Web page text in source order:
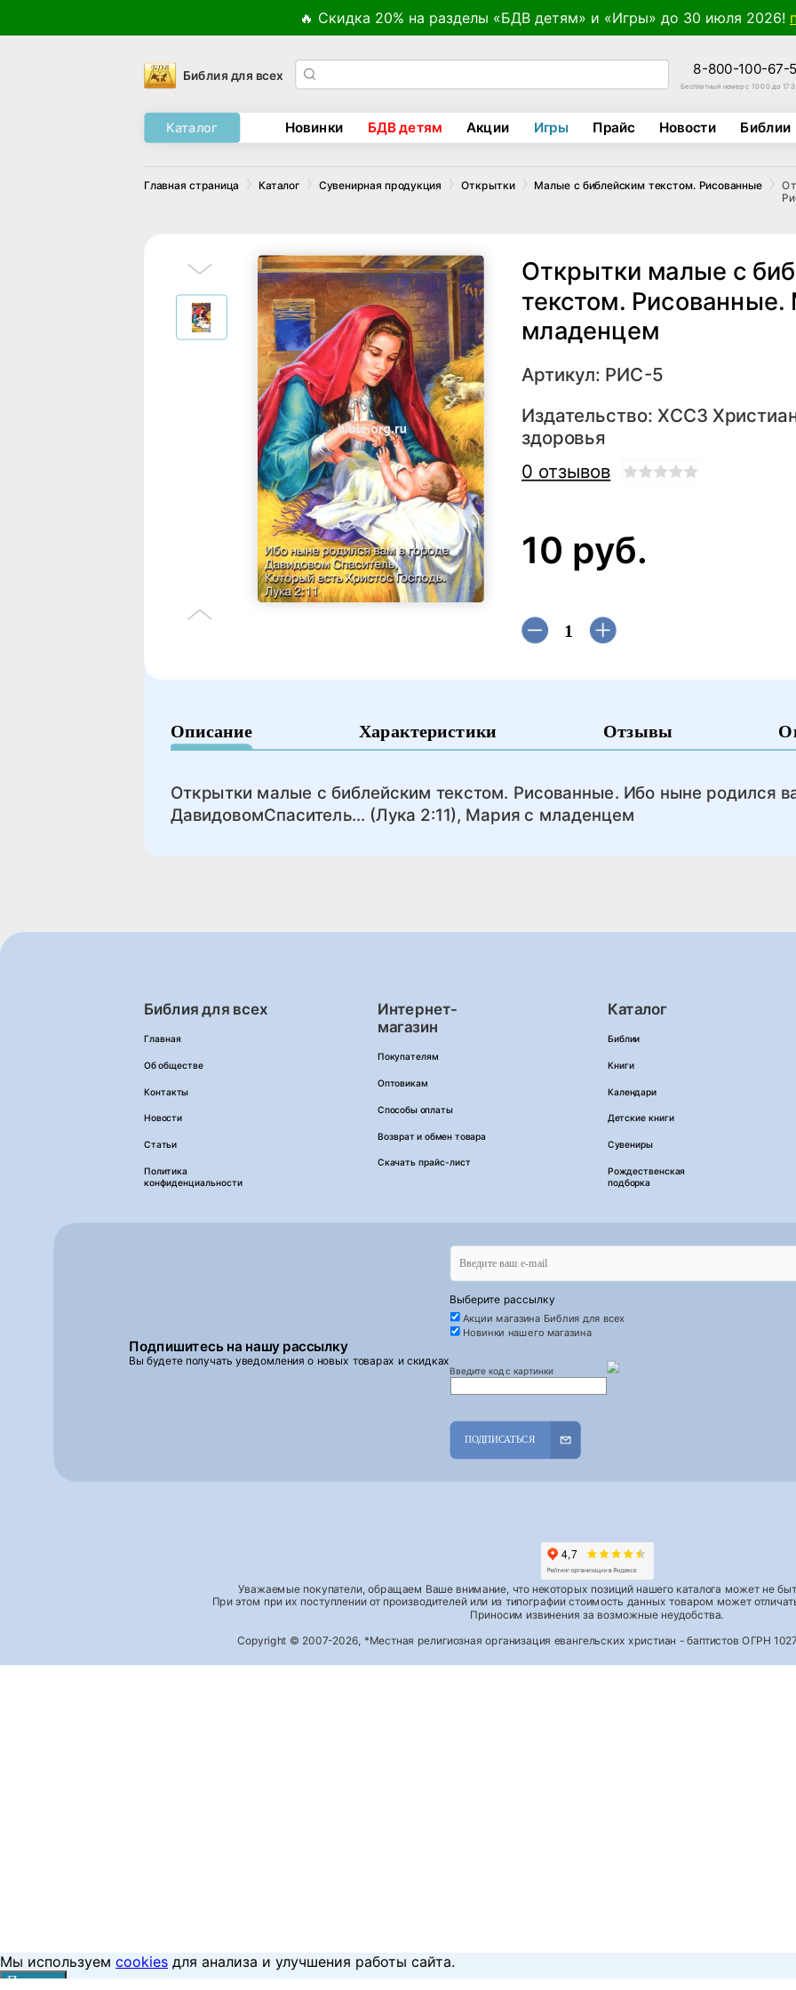
🔥 Скидка 20% на разделы «БДВ детям» и «Игры» до 30 июля 2026!
Библия для всех 8-800-100-67-
Бесплатный номер с 10:00 до
Каталог Новинки БДВ детям Акции Игры Прайс Новости Библии
Главная страница Каталог Сувенирная продукция Открытки Малые с библейским текстом. Рисованные
Открытки малые с
текстом.
младенцем
Артикул: РИС-5
Издательство: ХССЗ
здоровья
0 отзывов
10 руб.
Описание Характеристики Отзывы
Открытки малые с библейским текстом. Рисованные. Ибо ныне родился
ДавидовомСпаситель… (Лука 2:11), Мария с младенцем
Библия для всех
Главная
Об обществе
Контакты
Новости
Статьи
Политика
конфиденциальности
Интернет-
магазин
Покупателям
Оптовикам
Способы оплаты
Возврат и обмен товара
Скачать прайс-лист
Каталог
Библии
Книги
Календари
Детские книги
Сувениры
Рождественская
подборка
Подпишитесь на нашу рассылку
Вы будете получать уведомления о новых товарах и скидках
Выберите рассылку
Акции магазина Библия для всех
Новинки нашего магазина
Введите код с картинки
ПОДПИСАТЬСЯ
Уважаемые покупатели, обращаем Ваше внимание, что некоторых позиций нашего каталога может не
При этом при их поступлении от производителей или из типографии стоимость данных товаром может
Приносим извинения за возможные неудобства.
Copyright © 2007-2026, *Местная религиозная организация евангельских христиан - баптистов ОГРН
Мы используем cookies для анализа и улучшения работы сайта.
Принять